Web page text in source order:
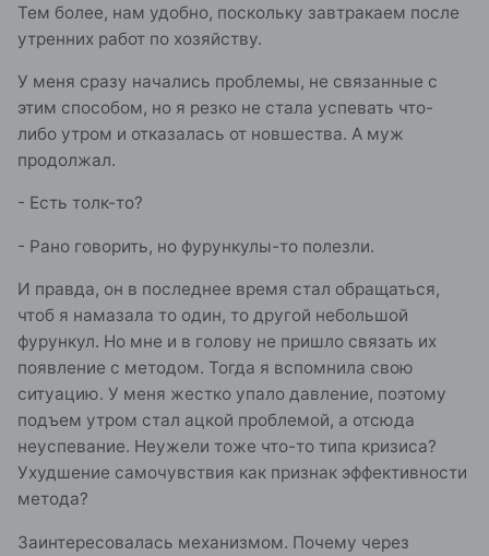
Тем более, нам удобно, поскольку завтракаем после
утренних работ по хозяйству.
У меня сразу начались проблемы, не связанные с
этим способом, но я резко не стала успевать что-
либо утром и отказалась от новшества. А муж
продолжал.
- Есть толк-то?
- Рано говорить, но фурункулы-то полезли.
И правда, он в последнее время стал обращаться,
чтоб я намазала то один, то другой небольшой
фурункул. Но мне и в голову не пришло связать их
появление с методом. Тогда я вспомнила свою
ситуацию. У меня жестко упало давление, поэтому
подъем утром стал ацкой проблемой, а отсюда
неуспевание. Неужели тоже что-то типа кризиса?
Ухудшение самочувствия как признак эффективности
метода?
Заинтересовалась механизмом. Почему через